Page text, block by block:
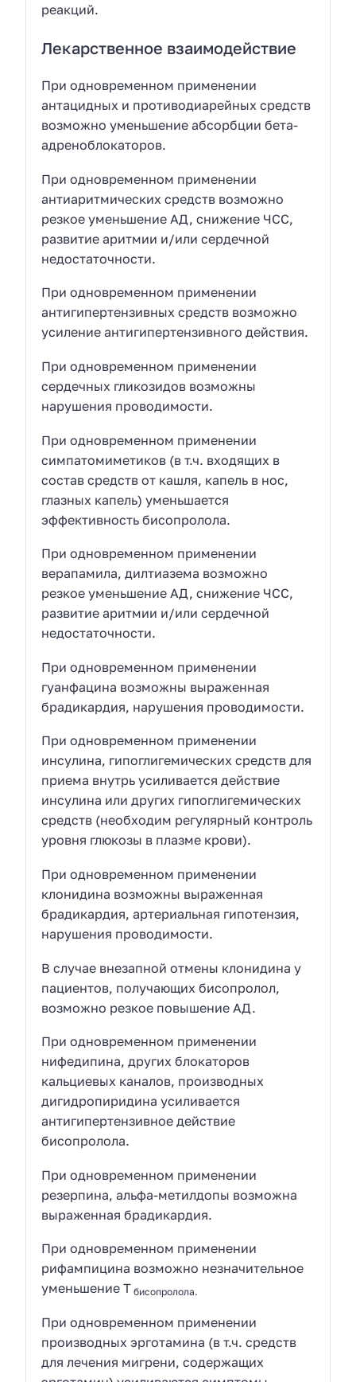
реакций.
Лекарственное взаимодействие
При одновременном применении
антацидных и противодиарейных средств
возможно уменьшение абсорбции бета-
адреноблокаторов.
При одновременном применении
антиаритмических средств возможно
резкое уменьшение АД, снижение ЧСС,
развитие аритмии и/или сердечной
недостаточности.
При одновременном применении
антигипертензивных средств возможно
усиление антигипертензивного действия.
При одновременном применении
сердечных гликозидов возможны
нарушения проводимости.
При одновременном применении
симпатомиметиков (в т.ч. входящих в
состав средств от кашля, капель в нос,
глазных капель) уменьшается
эффективность бисопролола.
При одновременном применении
верапамила, дилтиазема возможно
резкое уменьшение АД, снижение ЧСС,
развитие аритмии и/или сердечной
недостаточности.
При одновременном применении
гуанфацина возможны выраженная
брадикардия, нарушения проводимости.
При одновременном применении
инсулина, гипоглигемических средств для
приема внутрь усиливается действие
инсулина или других гипоглигемических
средств (необходим регулярный контроль
уровня глюкозы в плазме крови).
При одновременном применении
клонидина возможны выраженная
брадикардия, артериальная гипотензия,
нарушения проводимости.
В случае внезапной отмены клонидина у
пациентов, получающих бисопролол,
возможно резкое повышение АД.
При одновременном применении
нифедипина, других блокаторов
кальциевых каналов, производных
дигидропиридина усиливается
антигипертензивное действие
бисопролола.
При одновременном применении
резерпина, альфа-метилдопы возможна
выраженная брадикардия.
При одновременном применении
рифампицина возможно незначительное
уменьшение T бисопролола.
При одновременном применении
производных эрготамина (в т.ч. средств
для лечения мигрени, содержащих